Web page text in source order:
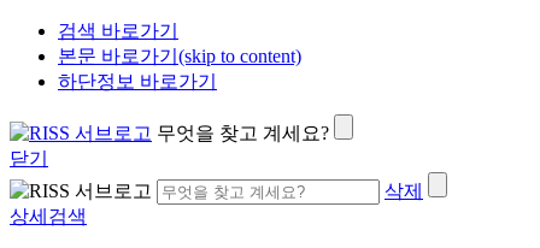
검색 바로가기
본문 바로가기(skip to content)
하단정보 바로가기
무엇을 찾고 계세요?
닫기
삭제
상세검색